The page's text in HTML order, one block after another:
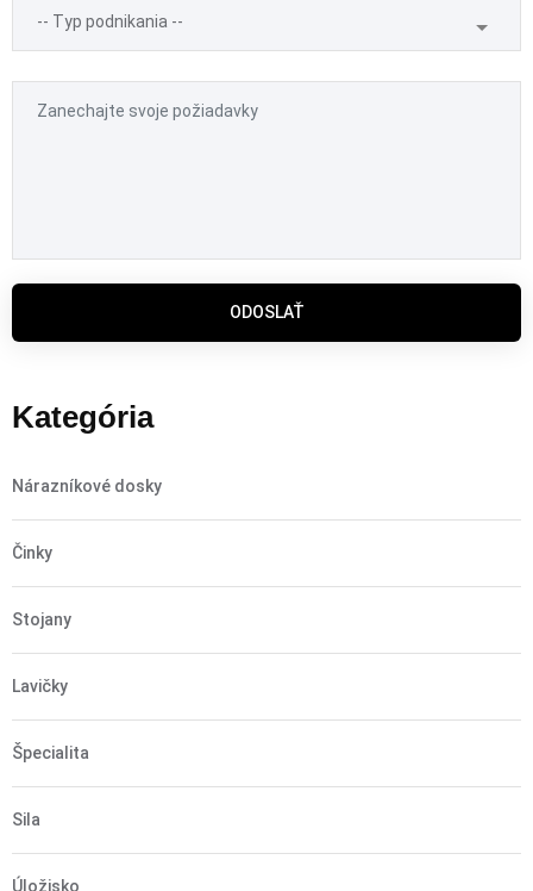
ODOSLAŤ
Kategória
Nárazníkové dosky
Činky
Stojany
Lavičky
Špecialita
Sila
Úložisko